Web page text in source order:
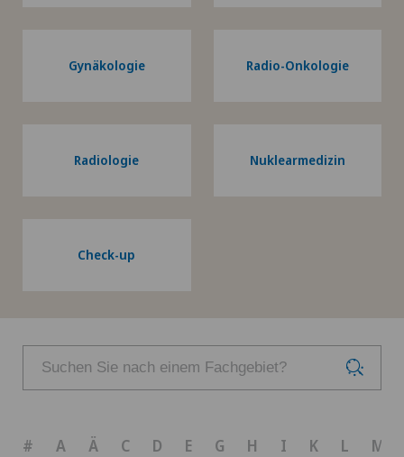
Gynäkologie Radio-Onkologie
Radiologie Nuklearmedizin
Check-up
# A Ä C D E G H I K L M